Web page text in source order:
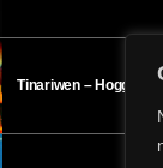
Tinariwen – Hoggar